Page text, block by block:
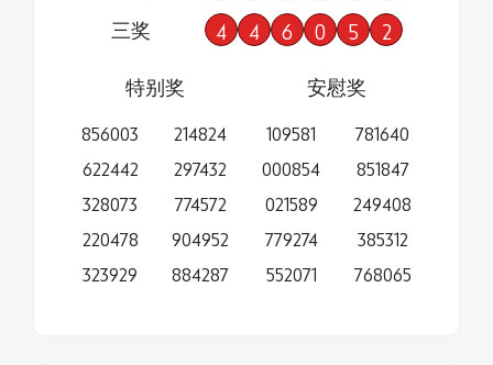
三奖 4 4 6 0 5 2
特别奖
856003
622442
328073
220478
323929
214824
297432
774572
904952
884287
安慰奖
109581
000854
021589
779274
552071
781640
851847
249408
385312
768065